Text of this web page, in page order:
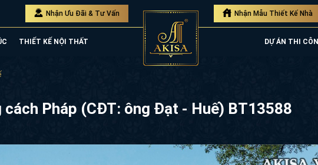
Nhận Ưu Đãi & Tư Vấn Nhận Mẫu Thiết Kế Nhà
THIẾT KẾ NỘI THẤT DỰ ÁN THI CÔNG
cách Pháp (CĐT: ông Đạt - Huế) BT13588